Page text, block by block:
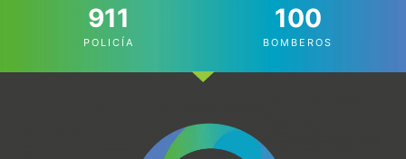
911
POLICÍA
100
BOMBEROS